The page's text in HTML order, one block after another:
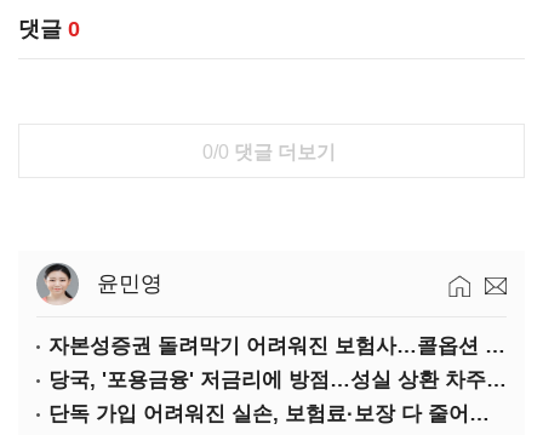
댓글 0
0/0 댓글 더보기
윤민영
자본성증권 돌려막기 어려워진 보험사…콜옵션 부담 급증
당국, '포용금융' 저금리에 방점…성실 상환 차주는 '역차별'
단독 가입 어려워진 실손, 보험료·보장 다 줄어든 5세대는?